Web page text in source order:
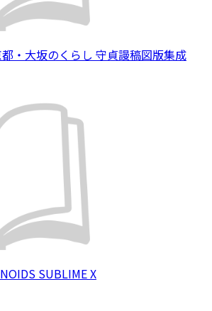
・大坂のくらし 守貞謾稿図版集成
SUBLIME X